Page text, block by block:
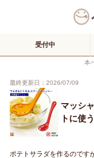
受付中
本
最終更新日：2026/07/09
マッシ
トに使
ポテトサラダを作るのです